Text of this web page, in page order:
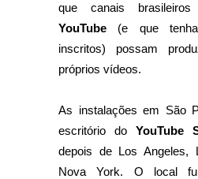
que canais
YouTube (e que
inscritos) possam
próprios vídeos.
As instalações em São
escritório do YouTube
depois de Los Angeles,
Nova York. O local